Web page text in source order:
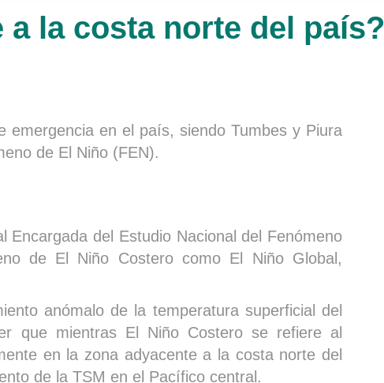
la costa norte del país?
emergencia en el país, siendo Tumbes y Piura
de El Niño (FEN).
Encargada del Estudio Nacional del Fenómeno
de El Niño Costero como El Niño Global,
anómalo de la temperatura superficial del
que mientras El Niño Costero se refiere al
en la zona adyacente a la costa norte del
de la TSM en el Pacífico central.